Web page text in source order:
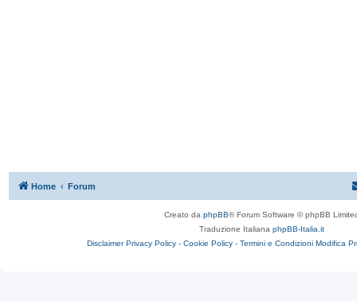
Home Forum
Creato da phpBB® Forum Software © phpBB
Traduzione Italiana phpBB-Italia.it
Disclaimer Privacy Policy - Cookie Policy - Termini e Condizioni Modifica